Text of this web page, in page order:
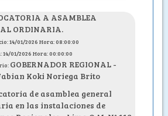
A ASAMBLEA
ORDINARIA.
14/01/2026 Hora: 08:00:00
14/01/2026 Hora: 00:00:00
GOBERNADOR REGIONAL -
Koki Noriega Brito
de asamblea general
en las instalaciones de